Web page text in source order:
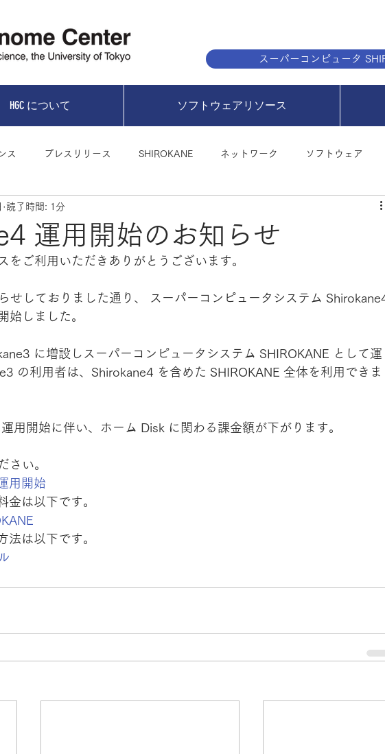
スーパーコンピュータ
HGC について ソフトウェアリソース
ス プレスリリース SHIROKANE ネットワーク ソフトウェア
運用開始のお知らせ
読了時間: 1分
をご利用いただきありがとうございます。
せしておりました通り、 スーパーコンピュータシステム
始しました。
に増設しスーパーコンピュータシステム SHIROKANE として運
の利用者は、Shirokane4 を含めた SHIROKANE 全体を利用できま
用開始に伴い、ホーム Disk に関わる課金額が下がります。
さい。
用開始
金は以下です。
法は以下です。